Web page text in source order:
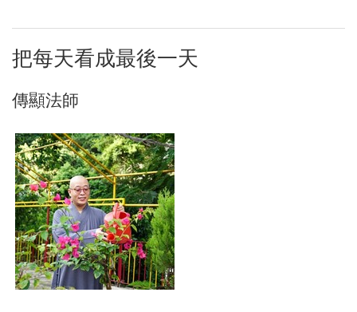
把每天看成最後一天
傳顯法師